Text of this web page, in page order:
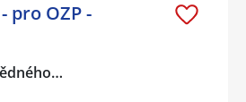
pro OZP -